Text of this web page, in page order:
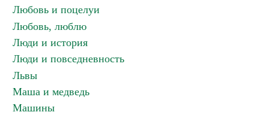
Любовь и поцелуи
Любовь, люблю
Люди и история
Люди и повседневность
Львы
Маша и медведь
Машины